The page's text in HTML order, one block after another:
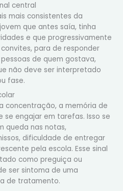
central
mais consistentes da
que antes saía, tinha
e que progressivamente
para de responder
de quem gostava,
não deve ser interpretado
fase.
concentração, a memória de
engajar em tarefas. Isso se
queda nas notas,
dificuldade de entregar
pela escola. Esse sinal
como preguiça ou
ser sintoma de uma
de tratamento.